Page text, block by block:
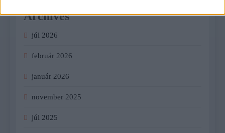
Archives
júl 2026
február 2026
január 2026
november 2025
júl 2025